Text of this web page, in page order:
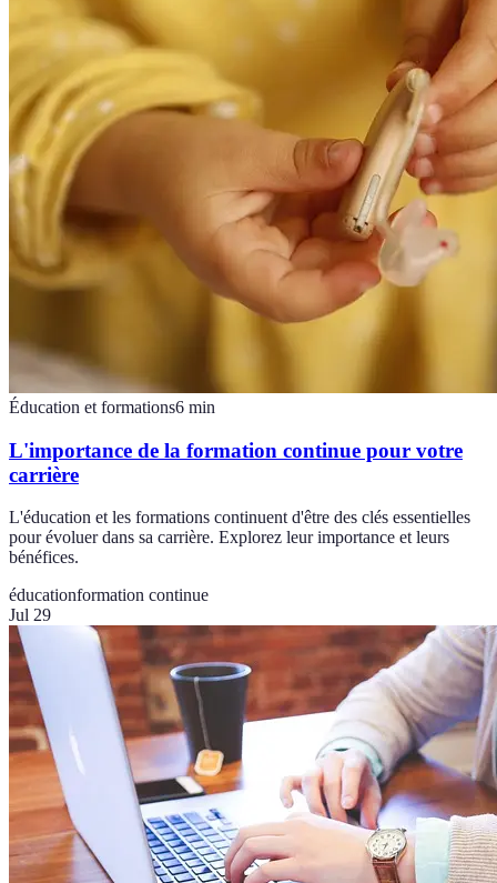
Éducation et formations6 min
L'importance de la formation continue pour votre
carrière
L'éducation et les formations continuent d'être des clés essentielles
pour évoluer dans sa carrière. Explorez leur importance et leurs
bénéfices.
éducationformation continue
Jul 29